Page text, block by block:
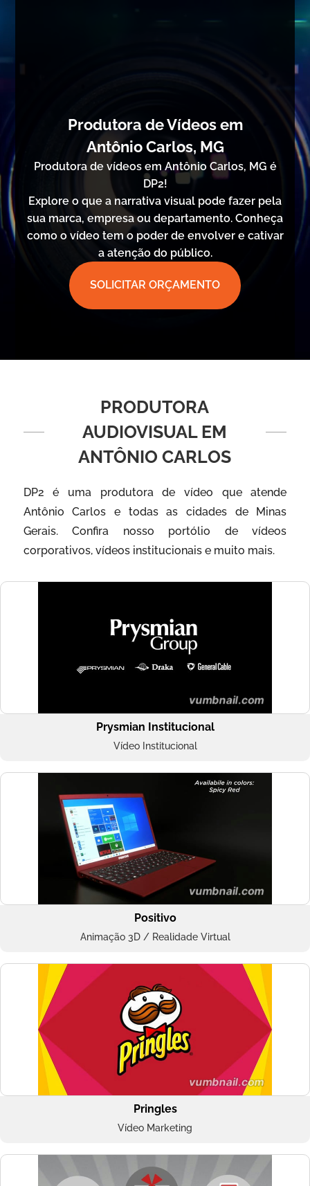
Produtora de Vídeos em
Antônio Carlos, MG
Produtora de vídeos em Antônio Carlos, MG é
DP2!
Explore o que a narrativa visual pode fazer pela
sua marca, empresa ou departamento. Conheça
como o vídeo tem o poder de envolver e cativar
a atenção do público.
SOLICITAR ORÇAMENTO
PRODUTORA
AUDIOVISUAL EM
ANTÔNIO CARLOS
DP2 é uma produtora de vídeo que atende
Antônio Carlos e todas as cidades de Minas
Gerais. Confira nosso portólio de vídeos
corporativos, vídeos institucionais e muito mais.
Prysmian Institucional
Vídeo Institucional
Positivo
Animação 3D / Realidade Virtual
Pringles
Vídeo Marketing